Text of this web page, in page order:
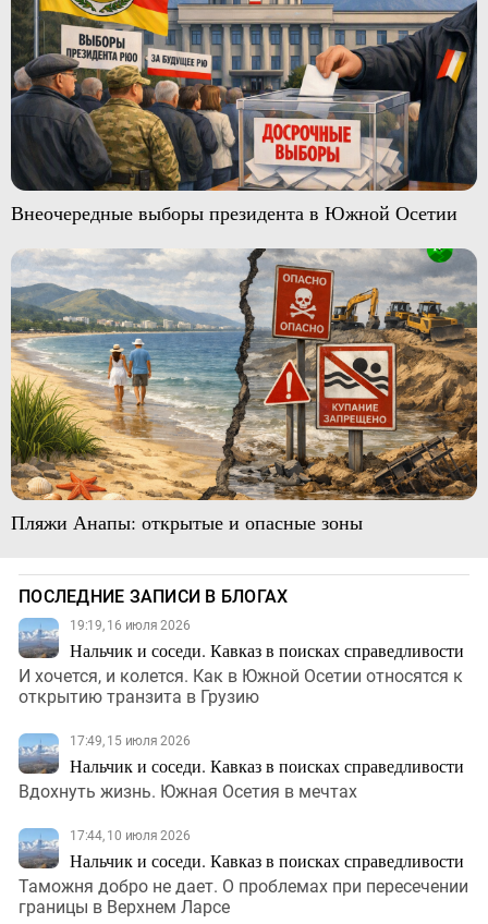
Внеочередные выборы президента в Южной Осетии
Пляжи Анапы: открытые и опасные зоны
ПОСЛЕДНИЕ ЗАПИСИ В БЛОГАХ
19:19, 16 июля 2026
Нальчик и соседи. Кавказ в поисках справедливости
И хочется, и колется. Как в Южной Осетии относятся к
открытию транзита в Грузию
17:49, 15 июля 2026
Нальчик и соседи. Кавказ в поисках справедливости
Вдохнуть жизнь. Южная Осетия в мечтах
17:44, 10 июля 2026
Нальчик и соседи. Кавказ в поисках справедливости
Таможня добро не дает. О проблемах при пересечении
границы в Верхнем Ларсе